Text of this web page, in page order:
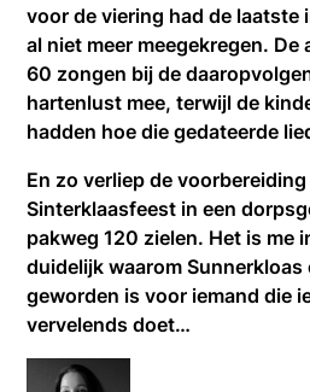
voor de viering had de
al niet meer meegekregen.
60 zongen bij de
hartenlust mee, terwijl de
hadden hoe die gedateerde
En zo verliep de voorbereiding
Sinterklaasfeest in een
pakweg 120 zielen. Het is me
duidelijk waarom Sunnerkloas
geworden is voor iemand die
vervelends doet…